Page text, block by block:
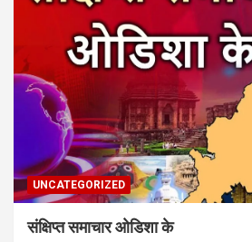
UNCATEGORIZED
संक्षिप्त समाचार ओडिशा के